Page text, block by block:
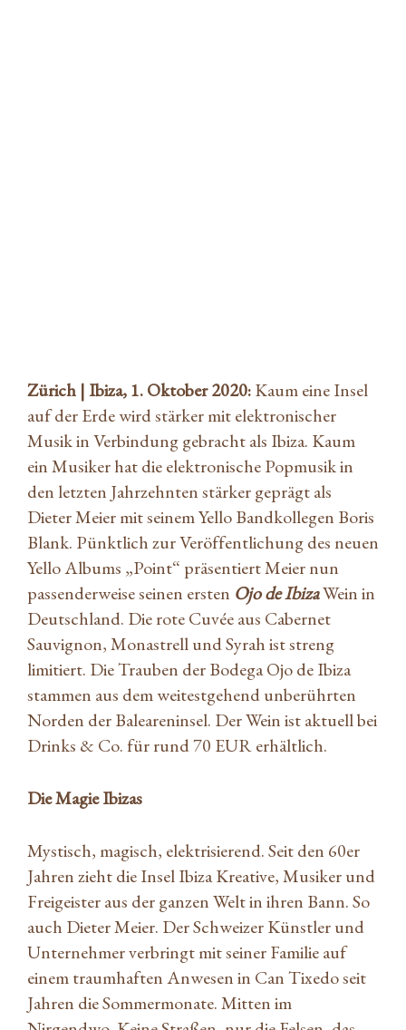
Zürich | Ibiza, 1. Oktober 2020:Kaum eine Insel
auf der Erde wird stärker mit elektronischer
Musik in Verbindung gebracht als Ibiza. Kaum
ein Musiker hat die elektronische Popmusik in
den letzten Jahrzehnten stärker geprägt als
Dieter Meier mit seinem Yello Bandkollegen Boris
Blank. Pünktlich zur Veröffentlichung des neuen
Yello Albums „Point“ präsentiert Meier nun
passenderweise seinen ersten Ojo de IbizaWein in
Deutschland. Die rote Cuvée aus Cabernet
Sauvignon, Monastrell und Syrah ist streng
limitiert. Die Trauben der Bodega Ojo de Ibiza
stammen aus dem weitestgehend unberührten
Norden der Baleareninsel. Der Wein ist aktuell bei
Drinks & Co. für rund 70 EUR erhältlich.
Die Magie Ibizas
Mystisch, magisch, elektrisierend. Seit den 60er
Jahren zieht die Insel Ibiza Kreative, Musiker und
Freigeister aus der ganzen Welt in ihren Bann. So
auch Dieter Meier. Der Schweizer Künstler und
Unternehmer verbringt mit seiner Familie auf
einem traumhaften Anwesen in Can Tixedo seit
Jahren die Sommermonate. Mitten im